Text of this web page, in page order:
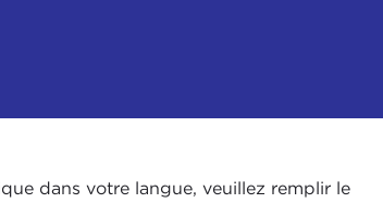
dans votre langue, veuillez remplir le